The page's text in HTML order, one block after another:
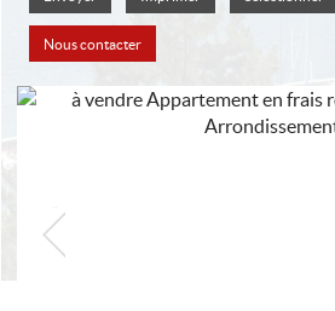
Nous contacter